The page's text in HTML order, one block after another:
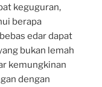
keguguran,
berapa
edar dapat
bukan lemah
kemungkinan
dengan